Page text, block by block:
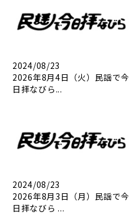
2024/08/23
2026年8月4日（火）民謡で今
日拝なびら...
2024/08/23
2026年8月3日（月）民謡で今
日拝なびら ...